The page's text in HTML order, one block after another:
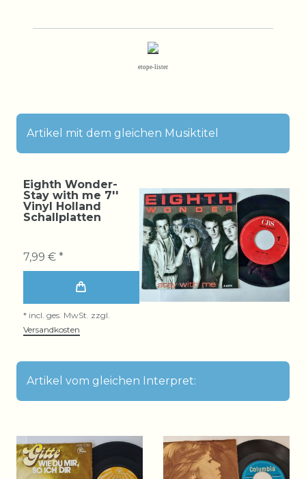
etope-lister
Artikel mit dem gleichen Musiktitel
Eighth Wonder-
Stay with me 7''
Vinyl Holland
Schallplatten
7,99 € *
* incl. ges. MwSt. zzgl.
Versandkosten
Artikel vom gleichen Interpret: